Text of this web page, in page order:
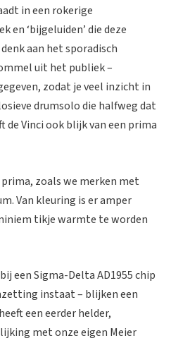
in een rokerige
en ‘bijgeluiden’ die deze
aan het sporadisch
uit het publiek –
zodat je veel inzicht in
drumsolo die halfweg dat
Vinci ook blijk van een prima
zoals we merken met
Van kleuring is er amper
tikje warmte te worden
een Sigma-Delta AD1955 chip
instaat – blijken een
een eerder helder,
met onze eigen Meier